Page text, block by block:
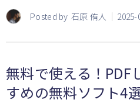
Posted by 石原 侑人 2025-
無料で使える！PDF
すめの無料ソフト4